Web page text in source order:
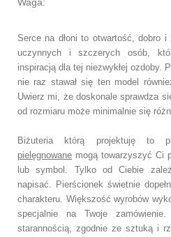
Serce na dłoni to otwartość, dobro
uczynnych i szczerych osób,
inspiracją dla tej niezwykłej ozdoby.
nie raz stawał się ten model
Uwierz mi, że doskonale sprawdza
od rozmiaru może minimalnie się
Biżuteria którą projektuję to
pielęgnowane mogą towarzyszyć Ci
lub symbol. Tylko od Ciebie
napisać. Pierścionek świetnie
charakteru. Większość wyrobów
specjalnie na Twoje
starannością, zgodnie ze sztuką i